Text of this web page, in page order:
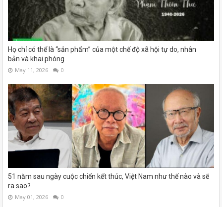
Họ chỉ có thể là “sản phẩm” của một chế độ xã hội tự do, nhân
bản và khai phóng
May 11, 2026 0
51 năm sau ngày cuộc chiến kết thúc, Việt Nam như thế nào và sẽ
ra sao?
May 01, 2026 0